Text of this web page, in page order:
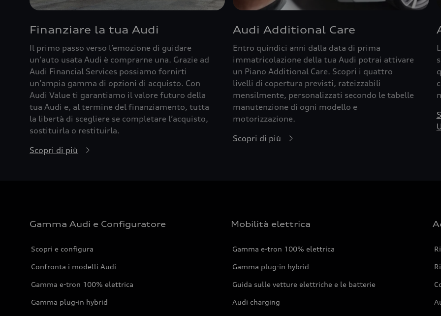
Finanziare la tua Audi
Il primo passo verso l’emozione di guidare
un’auto usata Audi è comprarne una. Grazie ad
Audi Financial Services possiamo fornirti
un’ampia gamma di opzioni di acquisto. Con
Audi Value ti garantiamo il valore futuro della
tua Audi e, al termine del finanziamento, tutta
la libertà di scegliere se completare l’acquisto,
sostituirla o restituirla.
Scopri di più
Audi Additional Care
Entro quindici anni dalla data di prima
immatricolazione della tua Audi potrai attivare
un Piano Additional Care. Scopri i quattro
livelli di copertura previsti, rateizzabili
mensilmente, personalizzati secondo le tabelle
manutenzione di ogni modello e
motorizzazione.
Scopri di più
Gamma Audi e Configuratore
Scopri e configura
Confronta i modelli Audi
Gamma e-tron 100% elettrica
Gamma plug-in hybrid
Mobilità elettrica
Gamma e-tron 100% elettrica
Gamma plug-in hybrid
Guida sulle vetture elettriche e le batterie
Audi charging